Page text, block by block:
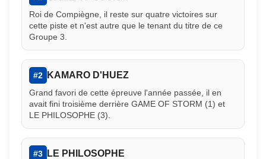
Roi de Compiègne, il reste sur quatre victoires sur
cette piste et n'est autre que le tenant du titre de ce
Groupe 3.
#2 KAMARO D'HUEZ
Grand favori de cette épreuve l'année passée, il en
avait fini troisième derrière GAME OF STORM (1) et
LE PHILOSOPHE (3).
#3 LE PHILOSOPHE